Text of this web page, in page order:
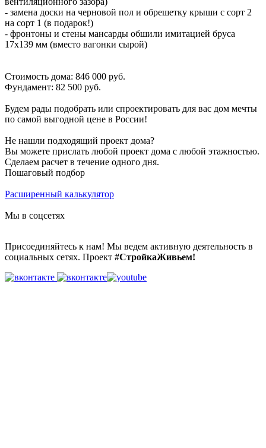
- замена доски на черновой пол и обрешетку крыши с сорт 2
на сорт 1 (в подарок!)
- фронтоны и стены мансарды обшили имитацией бруса
17х139 мм (вместо вагонки сырой)
Стоимость дома: 846 000 руб.
Фундамент: 82 500 руб.
Будем рады подобрать или спроектировать для вас дом мечты
по самой выгодной цене в России!
Не нашли подходящий проект дома?
Вы можете прислать любой проект дома с любой этажностью.
Сделаем расчет в течение одного дня.
Пошаговый подбор
Расширенный калькулятор
Мы в соцсетях
Присоединяйтесь к нам! Мы ведем активную деятельность в
социальных сетях. Проект #СтройкаЖивьем!